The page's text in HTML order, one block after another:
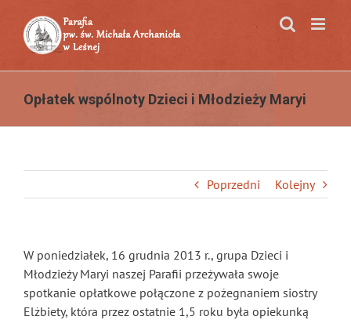
zawartości
Opłatek wspólnoty Dzieci i Młodzieży Maryi
Poprzedni Kolejny
W poniedziałek, 16 grudnia 2013 r., grupa Dzieci i
Młodzieży Maryi naszej Parafii przeżywała swoje
spotkanie opłatkowe połączone z pożegnaniem siostry
Elżbiety, która przez ostatnie 1,5 roku była opiekunką